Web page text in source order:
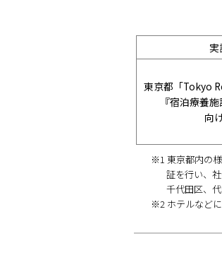
実
東京都「Tokyo
『宿泊療養
向
※1 東京都内の
証を行い、
千代田区、
※2 ホテルなど